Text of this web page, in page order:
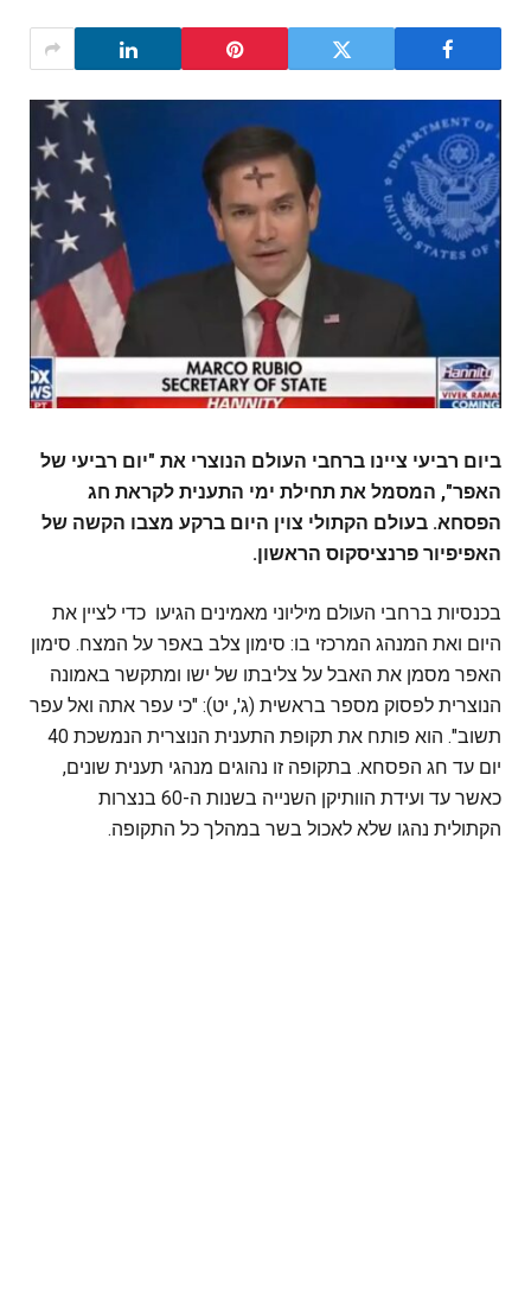
ביום רביעי ציינו ברחבי העולם הנוצרי את "יום רביעי של
האפר", המסמל את תחילת ימי התענית לקראת חג
הפסחא. בעולם הקתולי צוין היום ברקע מצבו הקשה של
האפיפיור פרנציסקוס הראשון.
בכנסיות ברחבי העולם מיליוני מאמינים הגיעו כדי לציין את
היום ואת המנהג המרכזי בו: סימון צלב באפר על המצח. סימון
האפר מסמן את האבל על צליבתו של ישו ומתקשר באמונה
הנוצרית לפסוק מספר בראשית (ג', יט): "כי עפר אתה ואל עפר
תשוב". הוא פותח את תקופת התענית הנוצרית הנמשכת 40
יום עד חג הפסחא. בתקופה זו נהוגים מנהגי תענית שונים,
כאשר עד ועידת הוותיקן השנייה בשנות ה-60 בנצרות
הקתולית נהגו שלא לאכול בשר במהלך כל התקופה.